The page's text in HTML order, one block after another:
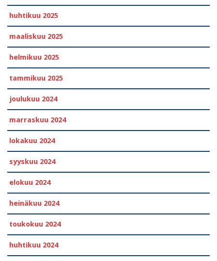
huhtikuu 2025
maaliskuu 2025
helmikuu 2025
tammikuu 2025
joulukuu 2024
marraskuu 2024
lokakuu 2024
syyskuu 2024
elokuu 2024
heinäkuu 2024
toukokuu 2024
huhtikuu 2024